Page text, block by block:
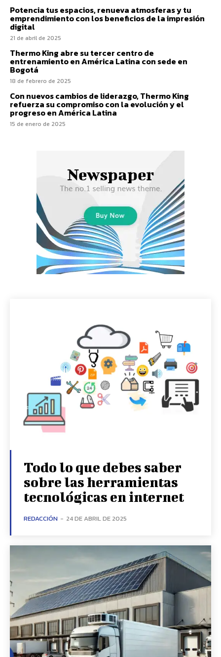
Potencia tus espacios, renueva atmosferas y tu
emprendimiento con los beneficios de la impresión
digital
21 de abril de 2025
Thermo King abre su tercer centro de
entrenamiento en América Latina con sede en
Bogotá
18 de febrero de 2025
Con nuevos cambios de liderazgo, Thermo King
refuerza su compromiso con la evolución y el
progreso en América Latina
15 de enero de 2025
Todo lo que debes saber
sobre las herramientas
tecnológicas en internet
REDACCIÓN - 24 DE ABRIL DE 2025